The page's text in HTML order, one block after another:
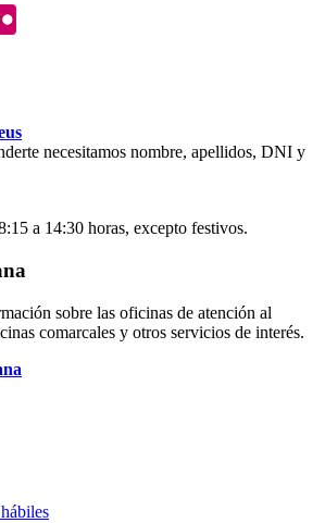
necesitamos nombre, apellidos, DNI y
a 14:30 horas, excepto festivos.
sobre las oficinas de atención al
comarcales y otros servicios de interés.